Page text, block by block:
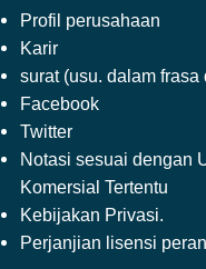
Profil perusahaan
Karir
surat (usu. dalam
Facebook
Twitter
Notasi sesuai dengan
Komersial Tertentu
Kebijakan Privasi.
Perjanjian lisensi